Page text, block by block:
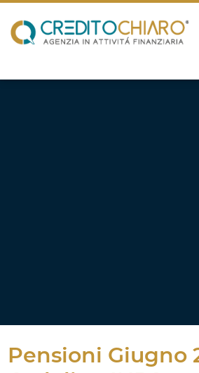
Pensioni Giugno